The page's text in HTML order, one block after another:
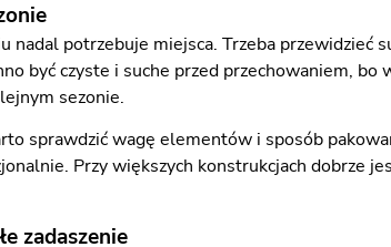
nadal potrzebuje miejsca. Trzeba przewidzieć
być czyste i suche przed przechowaniem, bo
sezonie.
sprawdzić wagę elementów i sposób
Przy większych konstrukcjach dobrze
zadaszenie